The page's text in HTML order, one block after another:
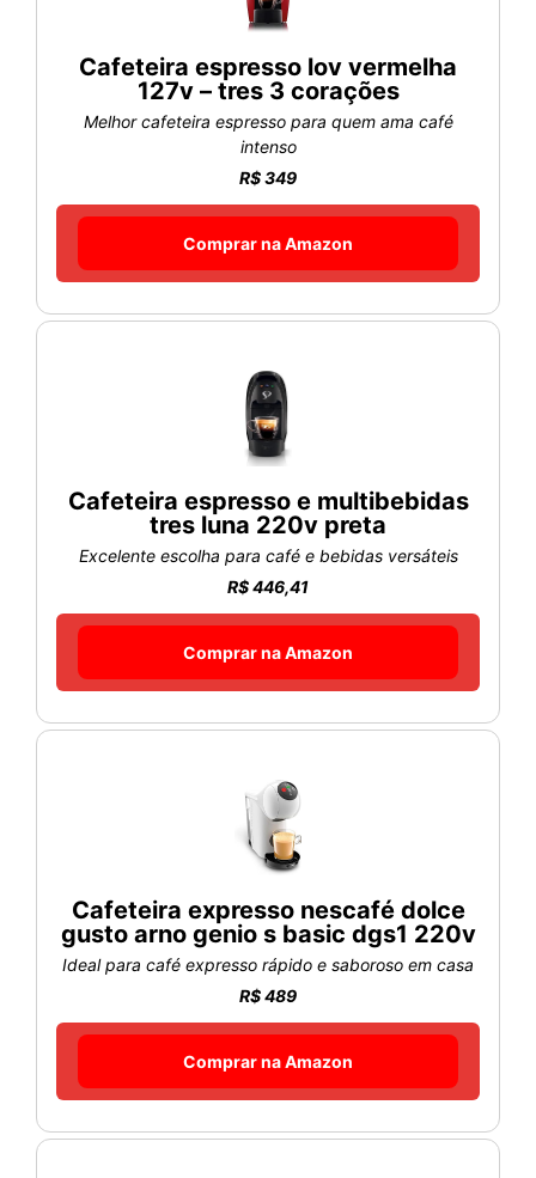
Cafeteira espresso lov vermelha
127v – tres 3 corações
Melhor cafeteira espresso para quem ama café
intenso
R$ 349
Comprar na Amazon
Cafeteira espresso e multibebidas
tres luna 220v preta
Excelente escolha para café e bebidas versáteis
R$ 446,41
Comprar na Amazon
Cafeteira expresso nescafé dolce
gusto arno genio s basic dgs1 220v
Ideal para café expresso rápido e saboroso em casa
R$ 489
Comprar na Amazon